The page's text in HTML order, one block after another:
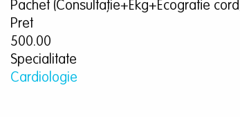
Pachet (Consultație+Ekg+Ecografie
Pret
500.00
Specialitate
Cardiologie